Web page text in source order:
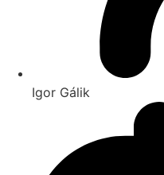
Igor Gálik